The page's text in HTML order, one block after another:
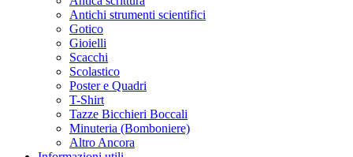
Antichi strumenti scientifici
Gotico
Gioielli
Scacchi
Scolastico
Poster e Quadri
T-Shirt
Tazze Bicchieri Boccali
Minuteria (Bomboniere)
Altro Ancora